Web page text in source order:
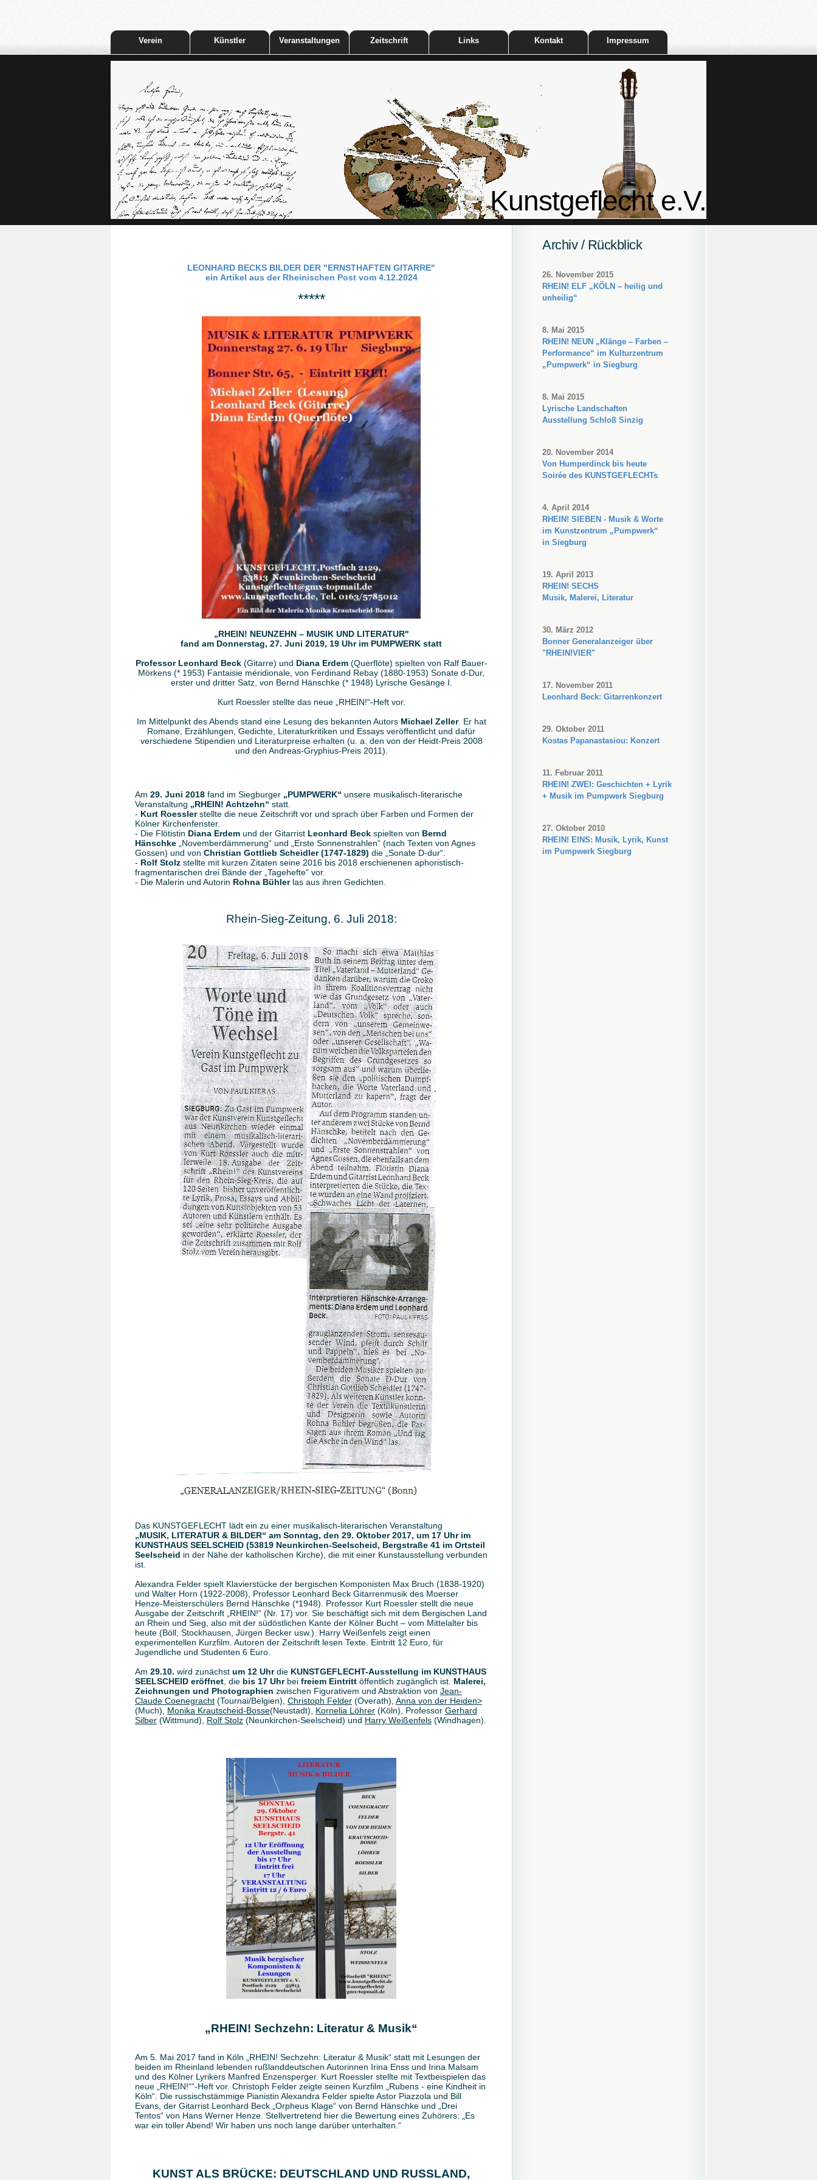
Verein Künstler Veranstaltungen Zeitschrift Links Kontakt Impressum
Kunstgeflecht e.V.
LEONHARD BECKS BILDER DER "ERNSTHAFTEN GITARRE"
ein Artikel aus der Rheinischen Post vom 4.12.2024
*****
„RHEIN! NEUNZEHN – MUSIK UND LITERATUR"
fand am Donnerstag, 27. Juni 2019, 19 Uhr im PUMPWERK statt
Professor Leonhard Beck(Gitarre) und Diana Erdem(Querflöte) spielten von Ralf Bauer-
Mörkens (* 1953) Fantaisie méridionale, von Ferdinand Rebay (1880-1953) Sonate d-Dur,
erster und dritter Satz, von Bernd Hänschke (* 1948) Lyrische Gesänge I.
Kurt Roessler stellte das neue „RHEIN!“-Heft vor.
Im Mittelpunkt des Abends stand eine Lesung des bekannten Autors Michael Zeller. Er hat
Romane, Erzählungen, Gedichte, Literaturkritiken und Essays veröffentlicht und dafür
verschiedene Stipendien und Literaturpreise erhalten (u. a. den von der Heidt-Preis 2008
und den Andreas-Gryphius-Preis 2011).
Am 29. Juni 2018 fand im Siegburger „PUMPWERK“ unsere musikalisch-literarische
Veranstaltung „RHEIN! Achtzehn“ statt.
- Kurt Roesslerstellte die neue Zeitschrift vor und sprach über Farben und Formen der
Kölner Kirchenfenster.
- Die Flötistin Diana Erdem und der Gitarrist Leonhard Beck spielten von Bernd
Hänschke „Novemberdämmerung“ und „Erste Sonnenstrahlen“ (nach Texten von Agnes
Gossen) und von Christian Gottlieb Scheidler (1747-1829) die „Sonate D-dur“.
- Rolf Stolz stellte mit kurzen Zitaten seine 2016 bis 2018 erschienenen aphoristisch-
fragmentarischen drei Bände der „Tagehefte“ vor.
- Die Malerin und Autorin Rohna Bühlerlas aus ihren Gedichten.
Rhein-Sieg-Zeitung, 6. Juli 2018:
Das KUNSTGEFLECHT lädt ein zu einer musikalisch-literarischen Veranstaltung
„MUSIK, LITERATUR & BILDER“ am Sonntag, den 29. Oktober 2017, um 17 Uhr im
KUNSTHAUS SEELSCHEID (53819 Neunkirchen-Seelscheid, Bergstraße 41 im Ortsteil
Seelscheid in der Nähe der katholischen Kirche), die mit einer Kunstausstellung verbunden
ist.
Alexandra Felder spielt Klavierstücke der bergischen Komponisten Max Bruch (1838-1920)
und Walter Horn (1922-2008), Professor Leonhard Beck Gitarrenmusik des Moerser
Henze-Meisterschülers Bernd Hänschke (*1948). Professor Kurt Roessler stellt die neue
Ausgabe der Zeitschrift „RHEIN!“ (Nr. 17) vor. Sie beschäftigt sich mit dem Bergischen Land
an Rhein und Sieg, also mit der südöstlichen Kante der Kölner Bucht – vom Mittelalter bis
heute (Böll, Stockhausen, Jürgen Becker usw.). Harry Weißenfels zeigt einen
experimentellen Kurzfilm. Autoren der Zeitschrift lesen Texte. Eintritt 12 Euro, für
Jugendliche und Studenten 6 Euro.
Am 29.10. wird zunächst um 12 Uhrdie KUNSTGEFLECHT-Ausstellung im KUNSTHAUS
SEELSCHEID eröffnet , die bis 17 Uhrbei freiem Eintritt öffentlich zugänglich ist. Malerei,
Zeichnungen und Photographien zwischen Figurativem und Abstraktion von Jean-
Claude Coenegracht (Tournai/Belgien), Christoph Felder (Overath), Anna von der Heiden>
(Much), Monika Krautscheid-Bosse(Neustadt), Kornelia Löhrer (Köln), Professor Gerhard
Silber (Wittmund), Rolf Stolz (Neunkirchen-Seelscheid) und Harry Weißenfels (Windhagen).
„RHEIN! Sechzehn: Literatur & Musik“
Am 5. Mai 2017 fand in Köln „RHEIN! Sechzehn: Literatur & Musik“ statt mit Lesungen der
beiden im Rheinland lebenden rußlanddeutschen Autorinnen Irina Enss und Irina Malsam
und des Kölner Lyrikers Manfred Enzensperger. Kurt Roessler stellte mit Textbeispielen das
neue „RHEIN!““-Heft vor. Christoph Felder zeigte seinen Kurzfilm „Rubens - eine Kindheit in
Köln“. Die russischstämmige Pianistin Alexandra Felder spielte Astor Piazzola und Bill
Evans, der Gitarrist Leonhard Beck „Orpheus Klage“ von Bernd Hänschke und „Drei
Tentos“ von Hans Werner Henze. Stellvertretend hier die Bewertung eines Zuhörers: „Es
war ein toller Abend! Wir haben uns noch lange darüber unterhalten.“
KUNST ALS BRÜCKE: DEUTSCHLAND UND RUSSLAND,
Archiv / Rückblick
26. November 2015
RHEIN! ELF „KÖLN – heilig und
unheilig“
8. Mai 2015
RHEIN! NEUN „Klänge – Farben –
Performance“ im Kulturzentrum
„Pumpwerk“ in Siegburg
8. Mai 2015
Lyrische Landschaften
Ausstellung Schloß Sinzig
20. November 2014
Von Humperdinck bis heute
Soirée des KUNSTGEFLECHTs
4. April 2014
RHEIN! SIEBEN - Musik & Worte
im Kunstzentrum „Pumpwerk“
in Siegburg
19. April 2013
RHEIN! SECHS
Musik, Malerei, Literatur
30. März 2012
Bonner Generalanzeiger über
"RHEIN!VIER"
17. November 2011
Leonhard Beck: Gitarrenkonzert
29. Oktober 2011
Kostas Papanastasiou: Konzert
11. Februar 2011
RHEIN! ZWEI: Geschichten + Lyrik
+ Musik im Pumpwerk Siegburg
27. Oktober 2010
RHEIN! EINS: Musik, Lyrik, Kunst
im Pumpwerk Siegburg